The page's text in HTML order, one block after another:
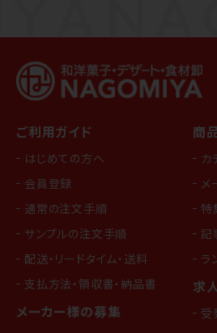
ご利用ガイド
はじめての方へ
会員登録
通常の注文手順
サンプルの注文手順
配送・リードタイム・送料
支払方法・領収書・納品書
メーカー様の募集
商
カ
メ
特
記
ラ
求
受